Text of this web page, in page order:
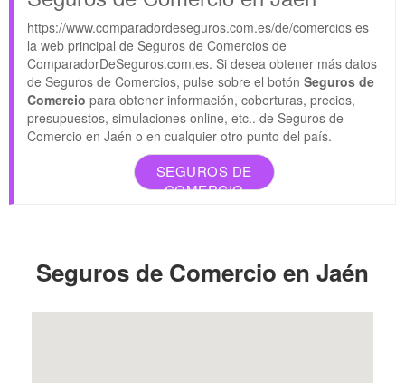
https://www.comparadordeseguros.com.es/de/comercios es
la web principal de Seguros de Comercios de
ComparadorDeSeguros.com.es. Si desea obtener más datos
de Seguros de Comercios, pulse sobre el botón Seguros de
Comercio para obtener información, coberturas, precios,
presupuestos, simulaciones online, etc.. de Seguros de
Comercio en Jaén o en cualquier otro punto del país.
SEGUROS DE
COMERCIO
Seguros de Comercio en Jaén